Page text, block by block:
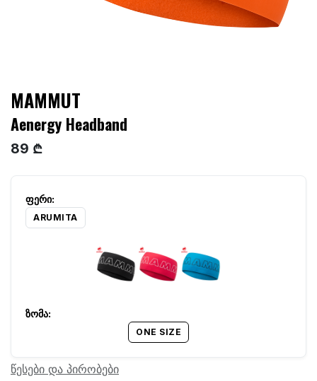
MAMMUT
Aenergy Headband
89 ₾
ARUMITA
ONE SIZE
წესები და პირობები